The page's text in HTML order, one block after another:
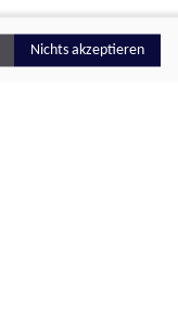
Nichts akzeptieren